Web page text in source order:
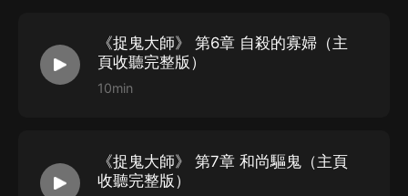
《捉鬼大師》 第6章 自殺的寡婦（主
頁收聽完整版）
10min
《捉鬼大師》 第7章 和尚驅鬼（主頁
收聽完整版）